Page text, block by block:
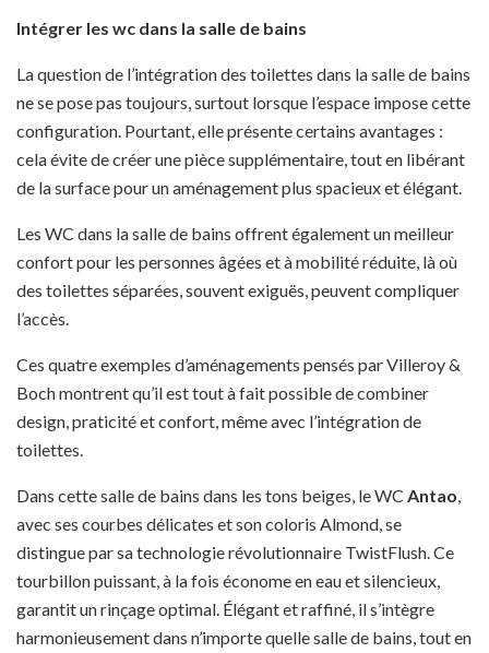
Intégrer les wc dans la salle de bains
La question de l’intégration des toilettes dans la salle de bains
ne se pose pas toujours, surtout lorsque l’espace impose cette
configuration. Pourtant, elle présente certains avantages :
cela évite de créer une pièce supplémentaire, tout en libérant
de la surface pour un aménagement plus spacieux et élégant.
Les WC dans la salle de bains offrent également un meilleur
confort pour les personnes âgées et à mobilité réduite, là où
des toilettes séparées, souvent exiguës, peuvent compliquer
l’accès.
Ces quatre exemples d’aménagements pensés par Villeroy &
Boch montrent qu’il est tout à fait possible de combiner
design, praticité et confort, même avec l’intégration de
toilettes.
Dans cette salle de bains dans les tons beiges, le WC Antao,
avec ses courbes délicates et son coloris Almond, se
distingue par sa technologie révolutionnaire TwistFlush. Ce
tourbillon puissant, à la fois économe en eau et silencieux,
garantit un rinçage optimal. Élégant et raffiné, il s’intègre
harmonieusement dans n’importe quelle salle de bains, tout en